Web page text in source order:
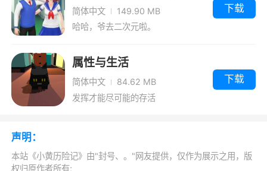
简体中文
149.90 MB
哈哈，爷去二次元啦。
下载
属性与生活
简体中文
84.62 MB
发挥才能尽可能的存活
下载
声明：
本站《小黄历险记》由"封号、。"网友提供，仅作为展示之用，版
权归原作者所有;